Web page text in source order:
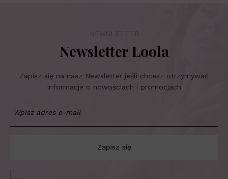
NEWSLETTER
Newsletter Loola
Zapisz się na nasz Newsletter jeśli chcesz otrzymywać
informacje o nowościach i promocjach
Zapisz się